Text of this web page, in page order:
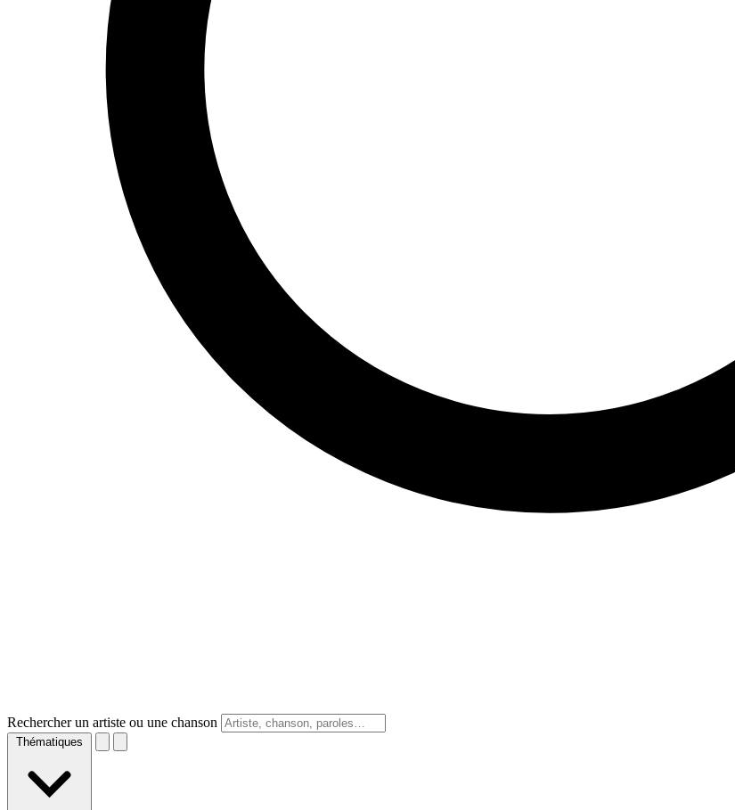
Rechercher un artiste ou une chanson
Thématiques